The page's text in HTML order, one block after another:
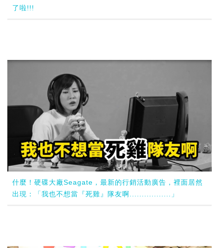
了啦!!!
什麼！硬碟大廠Seagate，最新的行銷活動廣告，裡面居然
出現：「我也不想當『死雞』隊友啊.................」